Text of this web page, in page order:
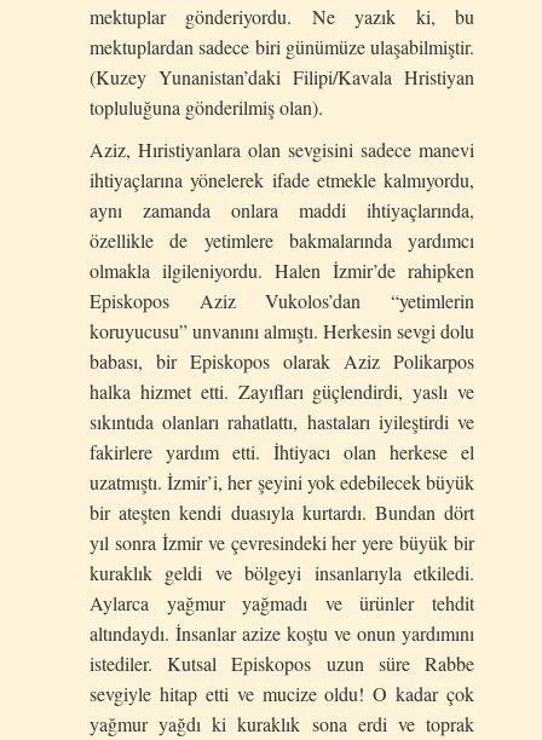
mektuplar gönderiyordu. Ne yazık ki, bu
mektuplardan sadece biri günümüze ulaşabilmiştir.
(Kuzey Yunanistan’daki Filipi/Kavala Hristiyan
topluluğuna gönderilmiş olan).
Aziz, Hıristiyanlara olan sevgisini sadece manevi
ihtiyaçlarına yönelerek ifade etmekle kalmıyordu,
aynı zamanda onlara maddi ihtiyaçlarında,
özellikle de yetimlere bakmalarında yardımcı
olmakla ilgileniyordu. Halen İzmir’de rahipken
Episkopos Aziz Vukolos’dan “yetimlerin
koruyucusu” unvanını almıştı. Herkesin sevgi dolu
babası, bir Episkopos olarak Aziz Polikarpos
halka hizmet etti. Zayıfları güçlendirdi, yaslı ve
sıkıntıda olanları rahatlattı, hastaları iyileştirdi ve
fakirlere yardım etti. İhtiyacı olan herkese el
uzatmıştı. İzmir’i, her şeyini yok edebilecek büyük
bir ateşten kendi duasıyla kurtardı. Bundan dört
yıl sonra İzmir ve çevresindeki her yere büyük bir
kuraklık geldi ve bölgeyi insanlarıyla etkiledi.
Aylarca yağmur yağmadı ve ürünler tehdit
altındaydı. İnsanlar azize koştu ve onun yardımını
istediler. Kutsal Episkopos uzun süre Rabbe
sevgiyle hitap etti ve mucize oldu! O kadar çok
yağmur yağdı ki kuraklık sona erdi ve toprak